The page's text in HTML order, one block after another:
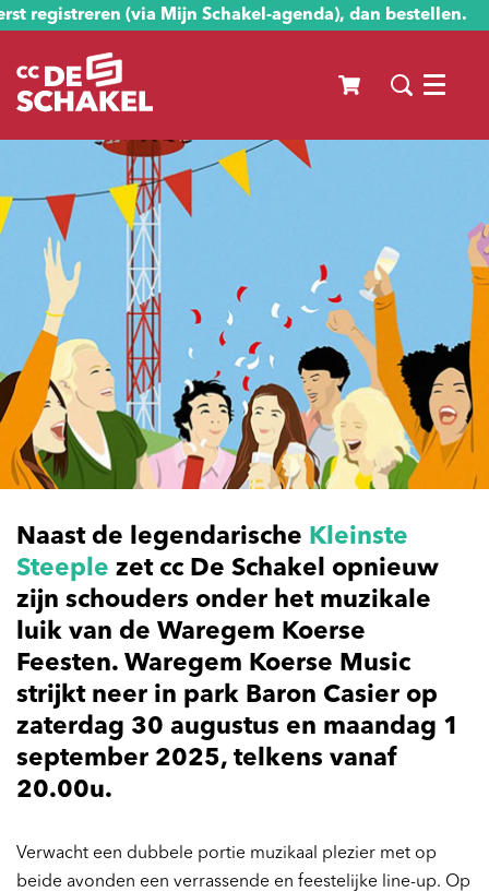
registreren (via Mijn Schakel-agenda), dan bestellen.
Menu
Naast de legendarische Kleinste
Steeple zet cc De Schakel opnieuw
zijn schouders onder het muzikale
luik van de Waregem Koerse
Feesten. Waregem Koerse Music
strijkt neer in park Baron Casier op
zaterdag 30 augustus en maandag 1
september 2025, telkens vanaf
20.00u.
Verwacht een dubbele portie muzikaal plezier met op
beide avonden een verrassende en feestelijke line-up. Op